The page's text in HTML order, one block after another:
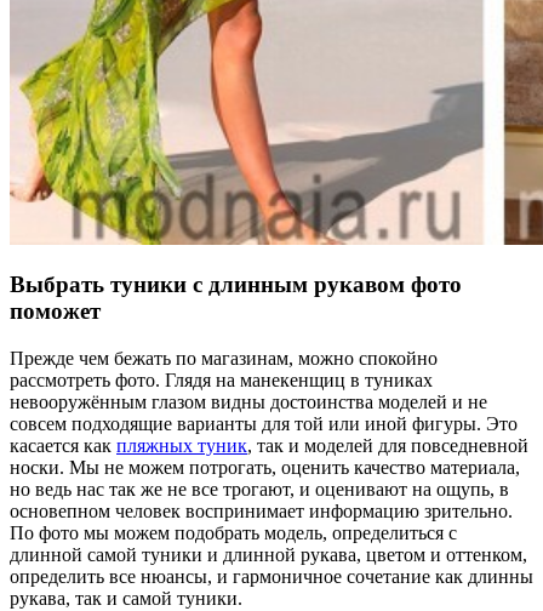
Выбрать туники с длинным рукавом фото
поможет
Прежде чем бежать по магазинам, можно спокойно
рассмотреть фото. Глядя на манекенщиц в туниках
невооружённым глазом видны достоинства моделей и не
совсем подходящие варианты для той или иной фигуры. Это
касается как пляжных туник, так и моделей для повседневной
носки. Мы не можем потрогать, оценить качество материала,
но ведь нас так же не все трогают, и оценивают на ощупь, в
основепном человек воспринимает информацию зрительно.
По фото мы можем подобрать модель, определиться с
длинной самой туники и длинной рукава, цветом и оттенком,
определить все нюансы, и гармоничное сочетание как длинны
рукава, так и самой туники.